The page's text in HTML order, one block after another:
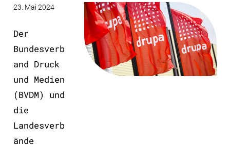
23. Mai 2024
Der
Bundesverb
and Druck
und Medien
(BVDM) und
die
Landesverb
ände